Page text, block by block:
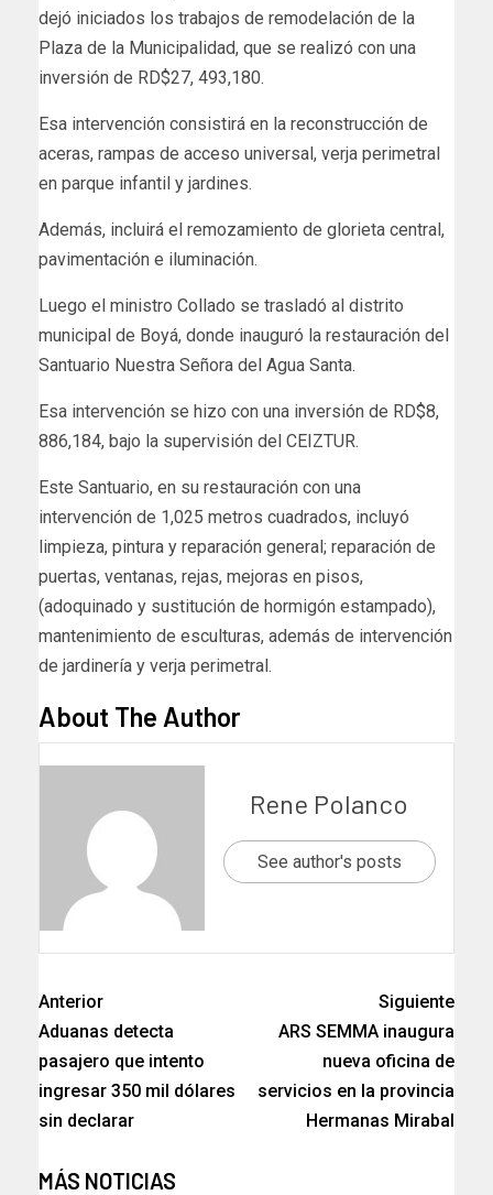
dejó iniciados los trabajos de remodelación de la
Plaza de la Municipalidad, que se realizó con una
inversión de RD$27, 493,180.
Esa intervención consistirá en la reconstrucción de
aceras, rampas de acceso universal, verja perimetral
en parque infantil y jardines.
Además, incluirá el remozamiento de glorieta central,
pavimentación e iluminación.
Luego el ministro Collado se trasladó al distrito
municipal de Boyá, donde inauguró la restauración del
Santuario Nuestra Señora del Agua Santa.
Esa intervención se hizo con una inversión de RD$8,
886,184, bajo la supervisión del CEIZTUR.
Este Santuario, en su restauración con una
intervención de 1,025 metros cuadrados, incluyó
limpieza, pintura y reparación general; reparación de
puertas, ventanas, rejas, mejoras en pisos,
(adoquinado y sustitución de hormigón estampado),
mantenimiento de esculturas, además de intervención
de jardinería y verja perimetral.
About The Author
Rene Polanco
See author's posts
Anterior
Aduanas detecta
pasajero que intento
ingresar 350 mil dólares
sin declarar
Siguiente
ARS SEMMA inaugura
nueva oficina de
servicios en la provincia
Hermanas Mirabal
MÁS NOTICIAS